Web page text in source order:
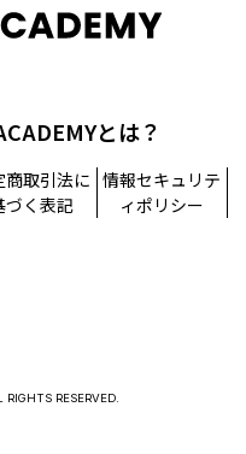
とは？
商取引法に
づく表記
情報セキュリテ
ィポリシー
RESERVED.